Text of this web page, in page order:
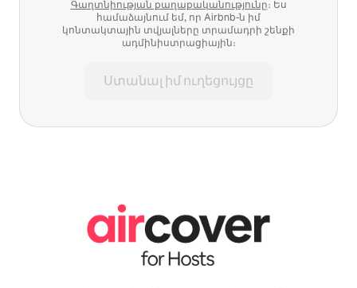
Գաղտնիության քաղաքականությունը։ Ես
համաձայնում եմ, որ Airbnb-ն իմ
կոնտակտային տվյալները տրամադրի շենքի
ադմինիստրացիային։
Ստանալ իմ ուղեցույցը